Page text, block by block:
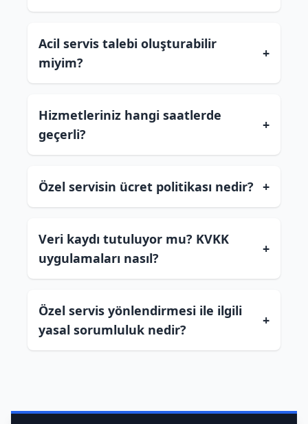
Acil servis talebi oluşturabilir
miyim?
+
Hizmetleriniz hangi saatlerde
geçerli?
+
Özel servisin ücret politikası nedir? +
Veri kaydı tutuluyor mu? KVKK
uygulamaları nasıl?
+
Özel servis yönlendirmesi ile ilgili
yasal sorumluluk nedir?
+